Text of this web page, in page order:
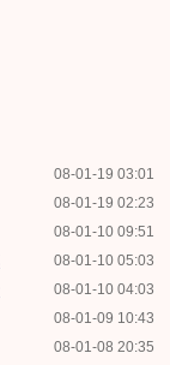
08-01-19 03:01
08-01-19 02:23
08-01-10 09:51
08-01-10 05:03
08-01-10 04:03
08-01-09 10:43
08-01-08 20:35